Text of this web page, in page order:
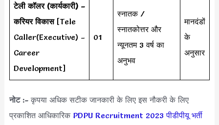
टेली कॉलर (कार्यकारी) –
करियर विकास[Tele
Caller(Executive) –
Career
Development]
01
स्नातक /
स्नातकोत्तर और
न्यूनतम 3 वर्ष का
अनुभव
मानदंडों
के
अनुसार
नोट :-कृपया अधिक सटीक जानकारी के लिए इस नौकरी के लिए
प्रकाशित आधिकारिक PDPU Recruitment 2023 पीडीपीयू भर्ती